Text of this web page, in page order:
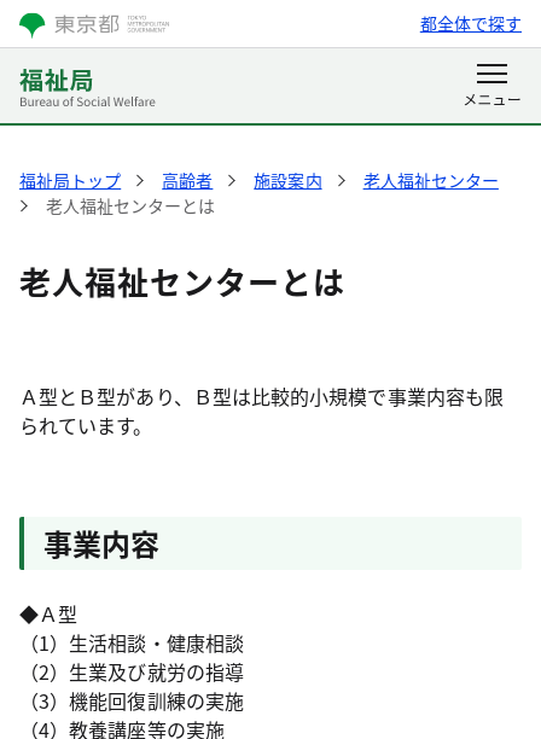
都全体で探す
福祉局トップ 高齢者 施設案内
老人福祉センター
老人福祉センターとは
老人福祉センターとは
Ａ型とＢ型があり、Ｂ型は比較的小規模で事業内容も限
られています。
事業内容
◆Ａ型
（1）生活相談・健康相談
（2）生業及び就労の指導
（3）機能回復訓練の実施
（4）教養講座等の実施